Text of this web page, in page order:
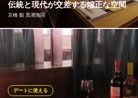
京橋イタリアン倶楽部アルコバレーノ
京橋 イタリアン 貸切
ＪＲ環状線・学研都市線京橋駅 徒歩3分
大阪府大阪市都島区片町2-9-24 Nスタジオビル2F
伝統と現代が交差する端正な空間
京橋 鮨 黒潮海閤
【寿司×フレンチ×北欧×日本】のイノベ
司を楽しめる。 日本料理とフランスの最
北欧の先進性を表現。前菜は北欧料理の
しっかりとポーションを意識してフレン
デートに使える